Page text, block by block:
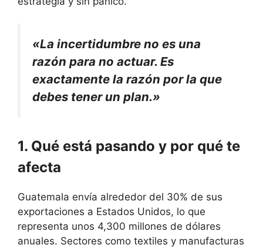
«La incertidumbre no es una
razón para no actuar. Es
exactamente la razón por la que
debes tener un plan.»
1. Qué está pasando y por qué te
afecta
Guatemala envía alrededor del 30% de sus
exportaciones a Estados Unidos, lo que
representa unos 4,300 millones de dólares
anuales. Sectores como textiles y manufacturas